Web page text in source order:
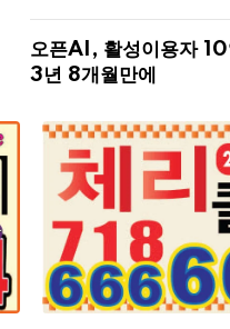
오픈AI, 활성이용자
3년 8개월만에